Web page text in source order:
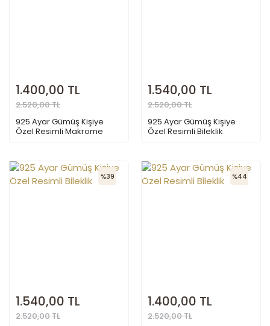
1.400,00 TL
2.520,00 TL
925 Ayar Gümüş Kişiye
Özel Resimli Makrome
1.540,00 TL
2.520,00 TL
925 Ayar Gümüş Kişiye
Özel Resimli Bileklik
%39
1.540,00 TL
2.520,00 TL
%44
1.400,00 TL
2.520,00 TL